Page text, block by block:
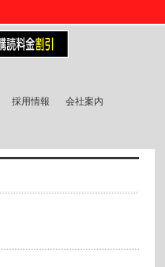
採用情報 会社案内